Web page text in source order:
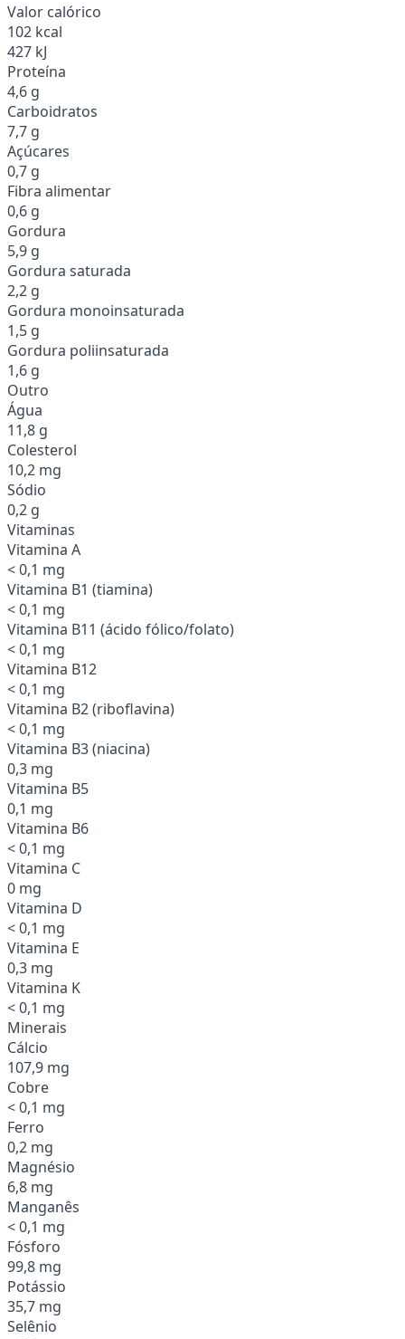
Valor calórico
102 kcal
427 kJ
Proteína
4,6 g
Carboidratos
7,7 g
Açúcares
0,7 g
Fibra alimentar
0,6 g
Gordura
5,9 g
Gordura saturada
2,2 g
Gordura monoinsaturada
1,5 g
Gordura poliinsaturada
1,6 g
Outro
Água
11,8 g
Colesterol
10,2 mg
Sódio
0,2 g
Vitaminas
Vitamina A
< 0,1 mg
Vitamina B1 (tiamina)
< 0,1 mg
Vitamina B11 (ácido fólico/folato)
< 0,1 mg
Vitamina B12
< 0,1 mg
Vitamina B2 (riboflavina)
< 0,1 mg
Vitamina B3 (niacina)
0,3 mg
Vitamina B5
0,1 mg
Vitamina B6
< 0,1 mg
Vitamina C
0 mg
Vitamina D
< 0,1 mg
Vitamina E
0,3 mg
Vitamina K
< 0,1 mg
Minerais
Cálcio
107,9 mg
Cobre
< 0,1 mg
Ferro
0,2 mg
Magnésio
6,8 mg
Manganês
< 0,1 mg
Fósforo
99,8 mg
Potássio
35,7 mg
Selênio